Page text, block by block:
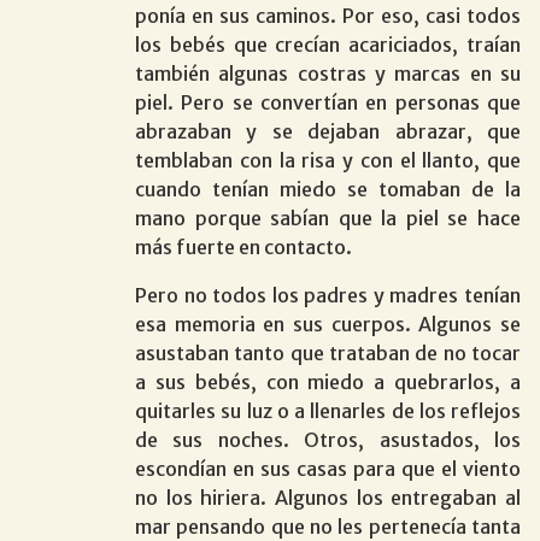
ponía en sus caminos. Por eso, casi todos
los bebés que crecían acariciados, traían
también algunas costras y marcas en su
piel. Pero se convertían en personas que
abrazaban y se dejaban abrazar, que
temblaban con la risa y con el llanto, que
cuando tenían miedo se tomaban de la
mano porque sabían que la piel se hace
más fuerte en contacto.
Pero no todos los padres y madres tenían
esa memoria en sus cuerpos. Algunos se
asustaban tanto que trataban de no tocar
a sus bebés, con miedo a quebrarlos, a
quitarles su luz o a llenarles de los reflejos
de sus noches. Otros, asustados, los
escondían en sus casas para que el viento
no los hiriera. Algunos los entregaban al
mar pensando que no les pertenecía tanta